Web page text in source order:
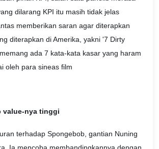
dilarang KPI itu masih tidak jelas
memberikan saran agar diterapkan
diterapkan di Amerika, yakni '7 Dirty
ada 7 kata-kata kasar yang haram
oleh para sineas film
value-nya tinggi
terhadap Spongebob, gantian Nuning